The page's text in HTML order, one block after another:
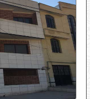
About Us
رزومه
Resume
پروژه ها
Project's